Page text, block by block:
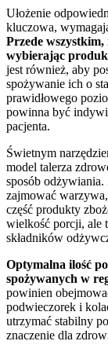
Ułożenie
kluczowa,
Przede
wybierając
jest również, aby
spożywanie ich o
prawidłowego
powinna być
pacjenta.
Świetnym
model talerza
sposób
zajmować
część produkty
wielkość porcji, ale
składników
Optymalna ilość
spożywanych w
powinien
podwieczorek i
utrzymać stabilny
znaczenie dla